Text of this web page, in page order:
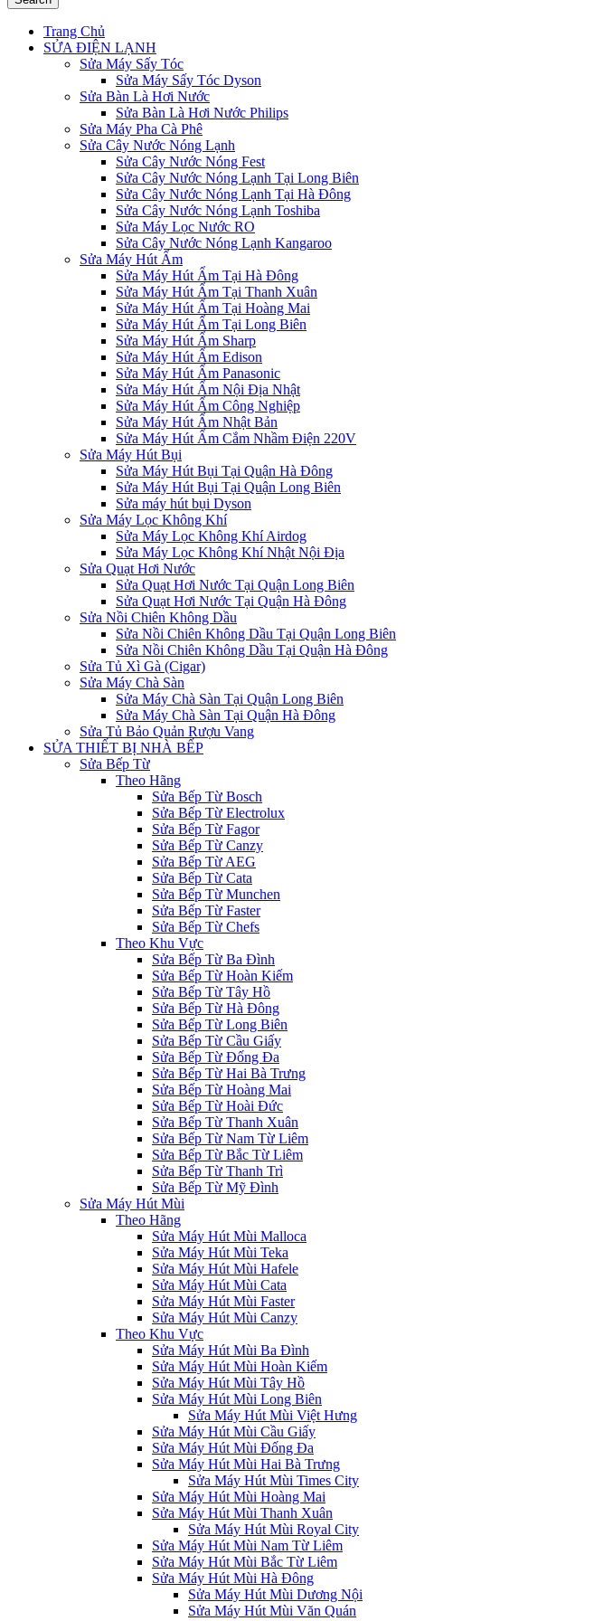
Trang Chủ
SỬA ĐIỆN LẠNH
Sửa Máy Sấy Tóc
Sửa Máy Sấy Tóc Dyson
Sửa Bàn Là Hơi Nước
Sửa Bàn Là Hơi Nước Philips
Sửa Máy Pha Cà Phê
Sửa Cây Nước Nóng Lạnh
Sửa Cây Nước Nóng Fest
Sửa Cây Nước Nóng Lạnh Tại Long Biên
Sửa Cây Nước Nóng Lạnh Tại Hà Đông
Sửa Cây Nước Nóng Lạnh Toshiba
Sửa Máy Lọc Nước RO
Sửa Cây Nước Nóng Lạnh Kangaroo
Sửa Máy Hút Ẩm
Sửa Máy Hút Ẩm Tại Hà Đông
Sửa Máy Hút Ẩm Tại Thanh Xuân
Sửa Máy Hút Ẩm Tại Hoàng Mai
Sửa Máy Hút Ẩm Tại Long Biên
Sửa Máy Hút Ẩm Sharp
Sửa Máy Hút Ẩm Edison
Sửa Máy Hút Ẩm Panasonic
Sửa Máy Hút Ẩm Nội Địa Nhật
Sửa Máy Hút Ẩm Công Nghiệp
Sửa Máy Hút Ẩm Nhật Bản
Sửa Máy Hút Ẩm Cắm Nhầm Điện 220V
Sửa Máy Hút Bụi
Sửa Máy Hút Bụi Tại Quận Hà Đông
Sửa Máy Hút Bụi Tại Quận Long Biên
Sửa máy hút bụi Dyson
Sửa Máy Lọc Không Khí
Sửa Máy Lọc Không Khí Airdog
Sửa Máy Lọc Không Khí Nhật Nội Địa
Sửa Quạt Hơi Nước
Sửa Quạt Hơi Nước Tại Quận Long Biên
Sửa Quạt Hơi Nước Tại Quận Hà Đông
Sửa Nồi Chiên Không Dầu
Sửa Nồi Chiên Không Dầu Tại Quận Long Biên
Sửa Nồi Chiên Không Dầu Tại Quận Hà Đông
Sửa Tủ Xì Gà (Cigar)
Sửa Máy Chà Sàn
Sửa Máy Chà Sàn Tại Quận Long Biên
Sửa Máy Chà Sàn Tại Quận Hà Đông
Sửa Tủ Bảo Quản Rượu Vang
SỬA THIẾT BỊ NHÀ BẾP
Sửa Bếp Từ
Theo Hãng
Sửa Bếp Từ Bosch
Sửa Bếp Từ Electrolux
Sửa Bếp Từ Fagor
Sửa Bếp Từ Canzy
Sửa Bếp Từ AEG
Sửa Bếp Từ Cata
Sửa Bếp Từ Munchen
Sửa Bếp Từ Faster
Sửa Bếp Từ Chefs
Theo Khu Vực
Sửa Bếp Từ Ba Đình
Sửa Bếp Từ Hoàn Kiếm
Sửa Bếp Từ Tây Hồ
Sửa Bếp Từ Hà Đông
Sửa Bếp Từ Long Biên
Sửa Bếp Từ Cầu Giấy
Sửa Bếp Từ Đống Đa
Sửa Bếp Từ Hai Bà Trưng
Sửa Bếp Từ Hoàng Mai
Sửa Bếp Từ Hoài Đức
Sửa Bếp Từ Thanh Xuân
Sửa Bếp Từ Nam Từ Liêm
Sửa Bếp Từ Bắc Từ Liêm
Sửa Bếp Từ Thanh Trì
Sửa Bếp Từ Mỹ Đình
Sửa Máy Hút Mùi
Theo Hãng
Sửa Máy Hút Mùi Malloca
Sửa Máy Hút Mùi Teka
Sửa Máy Hút Mùi Hafele
Sửa Máy Hút Mùi Cata
Sửa Máy Hút Mùi Faster
Sửa Máy Hút Mùi Canzy
Theo Khu Vực
Sửa Máy Hút Mùi Ba Đình
Sửa Máy Hút Mùi Hoàn Kiếm
Sửa Máy Hút Mùi Tây Hồ
Sửa Máy Hút Mùi Long Biên
Sửa Máy Hút Mùi Việt Hưng
Sửa Máy Hút Mùi Cầu Giấy
Sửa Máy Hút Mùi Đống Đa
Sửa Máy Hút Mùi Hai Bà Trưng
Sửa Máy Hút Mùi Times City
Sửa Máy Hút Mùi Hoàng Mai
Sửa Máy Hút Mùi Thanh Xuân
Sửa Máy Hút Mùi Royal City
Sửa Máy Hút Mùi Nam Từ Liêm
Sửa Máy Hút Mùi Bắc Từ Liêm
Sửa Máy Hút Mùi Hà Đông
Sửa Máy Hút Mùi Dương Nội
Sửa Máy Hút Mùi Văn Quán